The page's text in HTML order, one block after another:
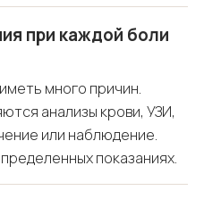
при каждой боли
много причин.
анализы крови, УЗИ,
или наблюдение.
показаниях.